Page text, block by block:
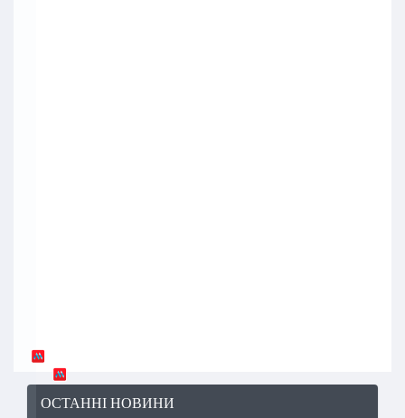
ОСТАННІ НОВИНИ